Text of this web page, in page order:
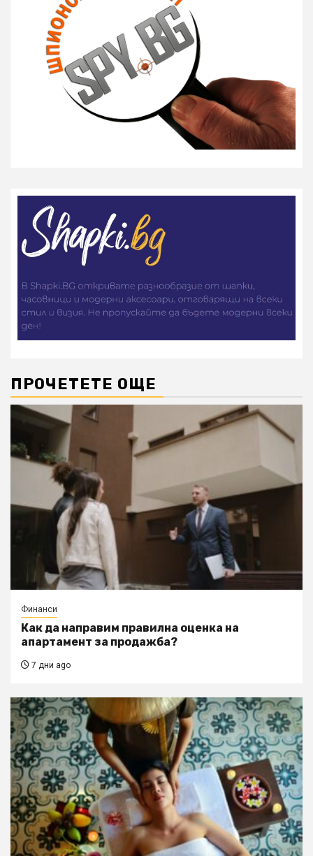
ПРОЧЕТЕТЕ ОЩЕ
Финанси
Как да направим правилна оценка на
апартамент за продажба?
7 дни ago